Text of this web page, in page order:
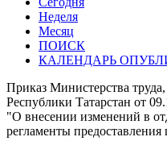
Неделя
Месяц
ПОИСК
КАЛЕНДАРЬ
Приказ Министерства
Республики Татарстан от
"О внесении изменений в
регламенты предоставления